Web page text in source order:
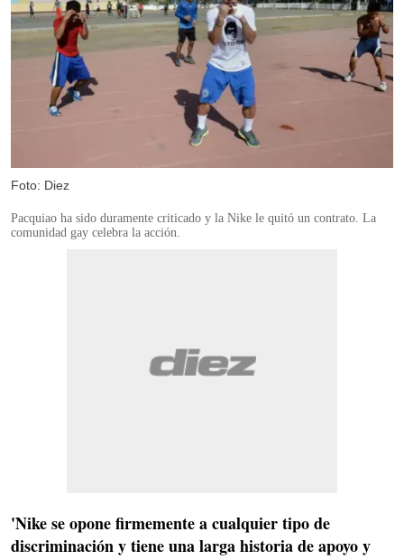
Foto: Diez
Pacquiao ha sido duramente criticado y la Nike le quitó un contrato. La
comunidad gay celebra la acción.
'Nike se opone firmemente a cualquier tipo de
discriminación y tiene una larga historia de apoyo y